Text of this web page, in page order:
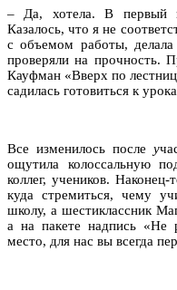
– Да, хотела. В первый
Казалось, что я не
с объемом работы,
проверяли на прочность.
Кауфман «Вверх по
садилась готовиться к
Все изменилось после у
ощутила колоссальную
коллег, учеников.
куда стремиться, чему
школу, а шестиклассник
а на пакете надпись «Не
место, для нас вы всегда